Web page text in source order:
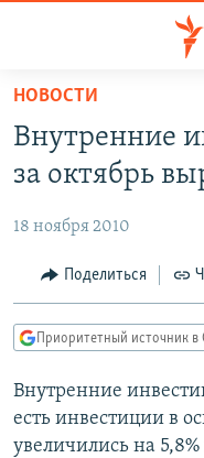
упрощенного
доступа
основному
Вернутся
главной
навигации
Вернутся
поиску
ПОДКАСТЫ
АВТОРСКИЕ
ЦИТАТЫ СВОБОДЫ
МНЕНИЯ
IDEL.РЕАЛИИ
КАВКАЗ.РЕАЛИИ
СЕВЕР.РЕАЛИИ
НОВОСТИ
Внутренние
за октябрь
18 ноября 2010
Поделиться
Приоритетный источник в
Внутренние
есть инвестиции в
увеличились на